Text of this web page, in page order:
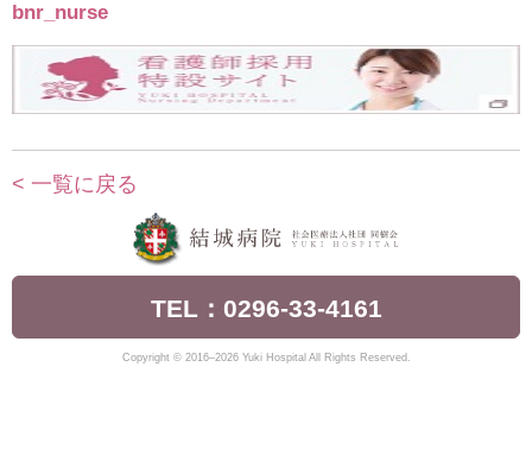
bnr_nurse
< 一覧に戻る
TEL：0296-33-4161
Copyright © 2016–2026 Yuki Hospital All Rights Reserved.